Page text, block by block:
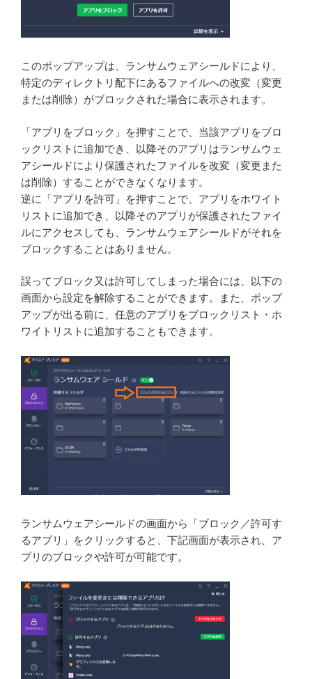
このポップアップは、ランサムウェアシールドにより、
特定のディレクトリ配下にあるファイルへの改変（変更
または削除）がブロックされた場合に表示されます。
「アプリをブロック」を押すことで、当該アプリをブロ
ックリストに追加でき、以降そのアプリはランサムウェ
アシールドにより保護されたファイルを改変（変更また
は削除）することができなくなります。
逆に「アプリを許可」を押すことで、アプリをホワイト
リストに追加でき、以降そのアプリが保護されたファイ
ルにアクセスしても、ランサムウェアシールドがそれを
ブロックすることはありません。
誤ってブロック又は許可してしまった場合には、以下の
画面から設定を解除することができます。また、ポップ
アップが出る前に、任意のアプリをブロックリスト・ホ
ワイトリストに追加することもできます。
ランサムウェアシールドの画面から「ブロック／許可す
るアプリ」をクリックすると、下記画面が表示され、ア
プリのブロックや許可が可能です。